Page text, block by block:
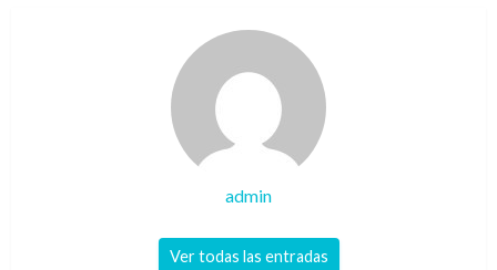
admin
Ver todas las entradas